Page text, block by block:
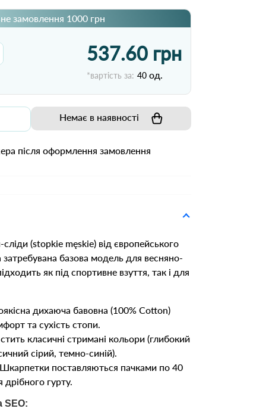
замовлення 1000 грн
537.60 грн
*вартість за: 40 од.
Немає в наявності
після оформлення замовлення
(stopkie męskie) від європейського
затребувана базова модель для весняно-
як під спортивне взуття, так і для
дихаюча бавовна (100% Cotton)
та сухість стопи.
класичні стримані кольори (глибокий
сірий, темно-синій).
поставляються пачками по 40
гурту.
SEO: